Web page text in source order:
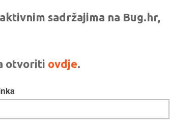
sadržajima na Bug.hr,
otvoriti ovdje.